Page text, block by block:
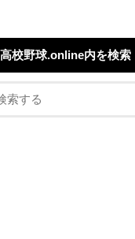
高校野球.online内を検索